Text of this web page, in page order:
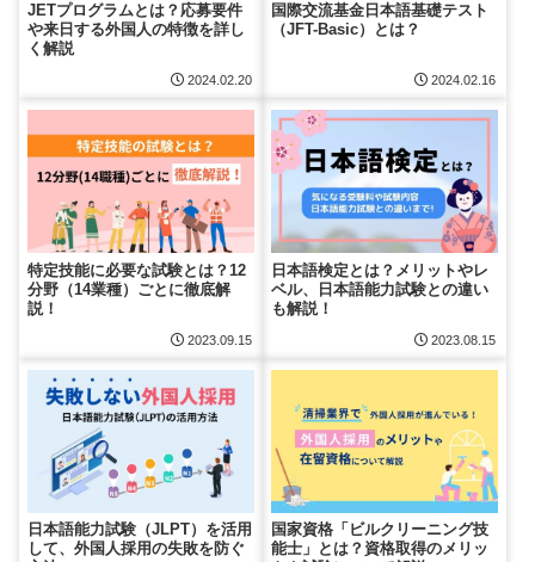
JETプログラムとは？応募要件
や来日する外国人の特徴を詳し
く解説
2024.02.20
国際交流基金日本語基礎テスト
（JFT-Basic）とは？
2024.02.16
特定技能に必要な試験とは？12
分野（14業種）ごとに徹底解
説！
2023.09.15
日本語検定とは？メリットやレ
ベル、日本語能力試験との違い
も解説！
2023.08.15
日本語能力試験（JLPT）を活用
して、外国人採用の失敗を防ぐ
国家資格「ビルクリーニング技
能士」とは？資格取得のメリッ